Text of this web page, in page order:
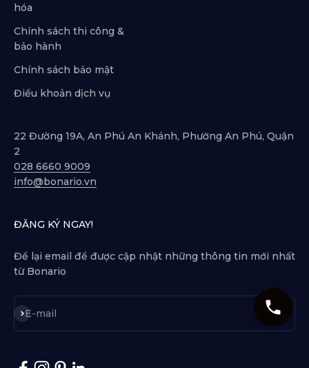
hóa
Chính sách thi công &
bảo hành
Chính sách bảo mật
Điều khoản dịch vụ
22 Đường 19A, An Phú An Khánh, Phường An Phú, Quận
2
028 6660 9009
info@bonario.vn
ĐĂNG KÝ NGAY!
Để lại email để được cập nhật những thông tin mới nhất
từ Bonario
E-mail
Subscribe